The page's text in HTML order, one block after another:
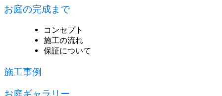
お庭の完成まで
コンセプト
施工の流れ
保証について
施工事例